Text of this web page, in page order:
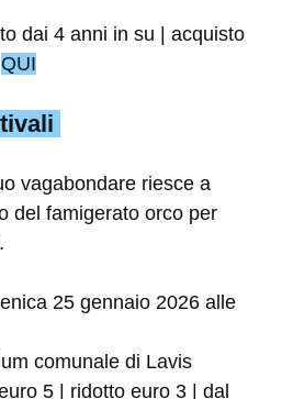
dai 4 anni in su | acquisto
QUI
vagabondare riesce a
del famigerato orco per
25 gennaio 2026 alle
comunale di Lavis
5 | ridotto euro 3 | dal